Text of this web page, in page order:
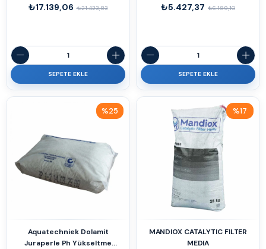
₺17.139,06 ₺21.423,83
SEPETE EKLE
₺5.427,37 ₺6.189,10
SEPETE EKLE
Aquatechniek Dolamit
Juraperle Ph Yükseltme
%25
%25İndirim
MANDIOX CATALYTIC FILTER
MEDIA
%17
%17İndirim